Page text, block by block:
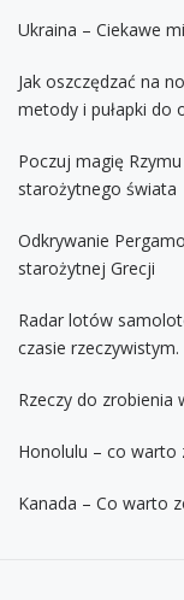
Ukraina – Ciekawe
Jak oszczędzać na
metody i pułapki do
Poczuj magię
starożytnego świata
Odkrywanie
starożytnej Grecji
Radar lotów
czasie rzeczywistym.
Rzeczy do zrobienia
Honolulu – co warto
Kanada – Co warto